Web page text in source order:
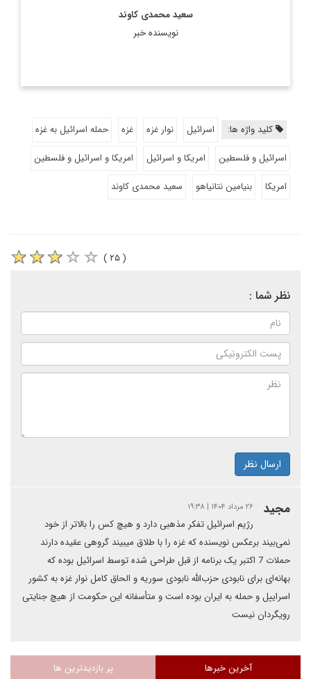
سعید محمدی کاوند
نویسنده خبر
کلید واژه ها: اسرائیل نوار غزه غزه
حمله اسرائیل به غزه
اسرائیل و فلسطین
امریکا و اسرائیل
امریکا و اسرائیل و فلسطین
امریکا
بنیامین نتانیاهو سعید محمدی کاوند
( ۲۵ )
نظر شما :
ارسال نظر
مجید ۲۶ مرداد ۱۴۰۴ | ۱۹:۳۸
رژیم اسرائیل تفکر مذهبی دارد و هیچ کس را بالاتر از خود
نمی‌بیند برعکس نویسنده که غزه را با طلاق میبیند گروهی عقیده دارند
حملات 7 اکتبر یک برنامه از قبل طراحی شده توسط اسرائیل بوده که
بهانه‌ای برای نابودی حزب‌الله نابودی سوریه و الحاق کامل نوار غزه به کشور
اسراییل و حمله به ایران بوده است و متأسفانه این حکومت از هیچ جنایتی
رویگردان نیست
آخرین خبرها پر بازدیدترین ها